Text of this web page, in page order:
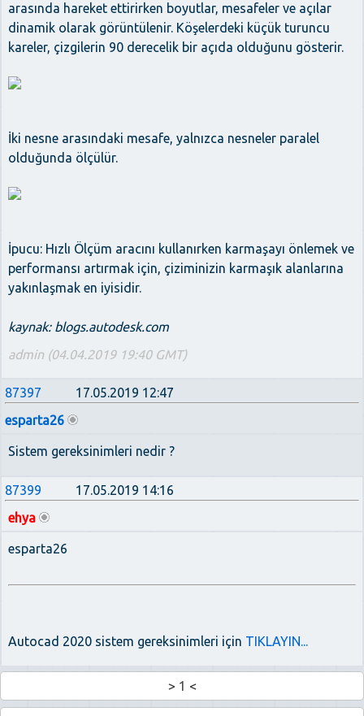
arasında hareket ettirirken boyutlar, mesafeler ve açılar
dinamik olarak görüntülenir. Köşelerdeki küçük turuncu
kareler, çizgilerin 90 derecelik bir açıda olduğunu gösterir.
İki nesne arasındaki mesafe, yalnızca nesneler paralel
olduğunda ölçülür.
İpucu: Hızlı Ölçüm aracını kullanırken karmaşayı önlemek ve
performansı artırmak için, çiziminizin karmaşık alanlarına
yakınlaşmak en iyisidir.
kaynak: blogs.autodesk.com
admin (04.04.2019 19:40 GMT)
87397
17.05.2019 12:47
esparta26
Sistem gereksinimleri nedir ?
87399
17.05.2019 14:16
ehya
esparta26
Autocad 2020 sistem gereksinimleri için TIKLAYIN...
> 1 <